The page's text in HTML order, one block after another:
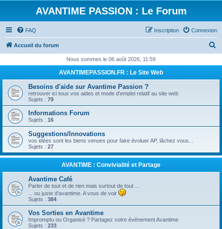
AVANTIME PASSION : Le Forum
FAQ Connexion
Inscription
Accueil du forum
h
r
h
r
Nous sommes le 06 août 2026, 11:59
AVANTIMEPASSION.FR : Le Site Web
Besoins d'aide sur Avantime Passion ?
retrouver ici tous vos aides et mode d'emploi relatif au site web
Sujets : 79
Informations Forum
Sujets : 16
Suggestions/Innovations
vos idées sont les biens venues pour faire évoluer AP, lâchez vous...
Sujets : 27
AVANTIME : Convivialité et Partage
Avantime Café
Parler de tout et de rien mais surtout de tout ...
... ou juste d'avantime. A vous de voir
Sujets : 384
Vos Sorties en Avantime
Impromptu ou Organisé ? Partagez votre événement Avantime
Sujets : 233